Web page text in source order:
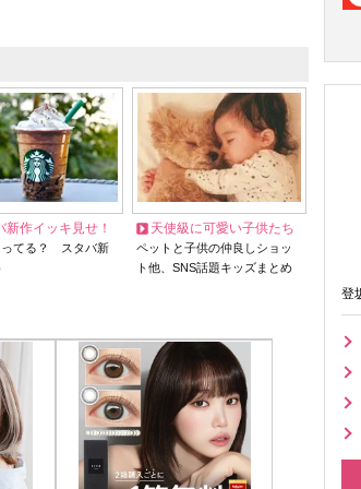
新作イッキ見せ！
ってる？ スタバ新
天使級に可愛い子供たち
ペットと子供の仲良しショッ
ト他、SNS話題キッズまとめ
登